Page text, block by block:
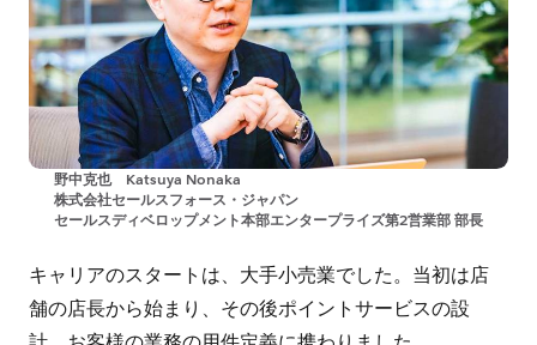
野中克也 Katsuya Nonaka
株式会社セールスフォース・ジャパン
セールスディベロップメント本部エンタープライズ第2営業部 部長
キャリアのスタートは、大手小売業でした。当初は店
舗の店長から始まり、その後ポイントサービスの設